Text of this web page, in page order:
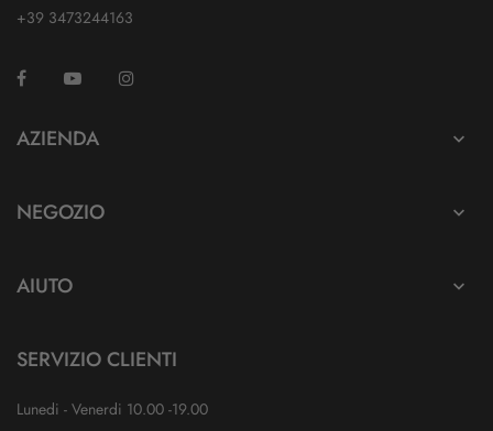
+39 3473244163
Facebook YouTube
AZIENDA 
NEGOZIO 
AIUTO 
SERVIZIO CLIENTI
Lunedi - Venerdi 10.00 -19.00